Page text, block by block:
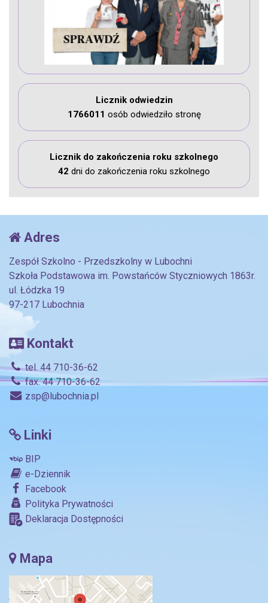
Licznik odwiedzin
1766011 osób odwiedziło stronę
Licznik do zakończenia roku szkolnego
42 dni do zakończenia roku szkolnego
Adres
Zespół Szkolno - Przedszkolny w Lubochni
Szkoła Podstawowa im. Powstańców Styczniowych 1863r.
ul. Łódzka 19
97-217 Lubochnia
Kontakt
tel. 44 710-36-62
fax. 44 710-36-62
zsp@lubochnia.pl
Linki
BIP
e-Dziennik
Facebook
Polityka Prywatności
Deklaracja Dostępności
Mapa